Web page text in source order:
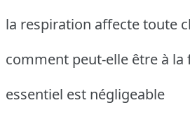
la respiration affecte toute
comment peut-elle être à la
essentiel est négligeable